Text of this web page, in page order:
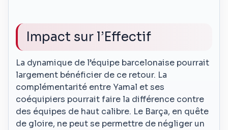
Impact sur l’Effectif
La dynamique de l’équipe barcelonaise pourrait
largement bénéficier de ce retour. La
complémentarité entre Yamal et ses
coéquipiers pourrait faire la différence contre
des équipes de haut calibre. Le Barça, en quête
de gloire, ne peut se permettre de négliger un